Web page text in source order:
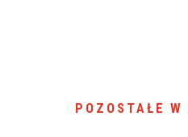
POZOSTAŁE W